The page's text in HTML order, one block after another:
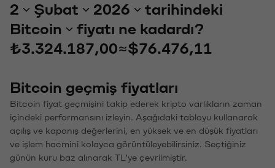
2 Şubat 2026
tarihindeki
Bitcoin
fiyatı ne kadardı?
₺3.324.187,00≈$76.476,11
Bitcoin geçmiş fiyatları
Bitcoin fiyat geçmişini takip ederek kripto varlıkların zaman
içindeki performansını izleyin. Aşağıdaki tabloyu kullanarak
açılış ve kapanış değerlerini, en yüksek ve en düşük fiyatları
ve işlem hacmini kolayca görüntüleyebilirsiniz. Seçtiğiniz
günün kuru baz alınarak TL'ye çevrilmiştir.